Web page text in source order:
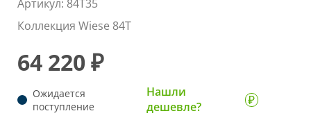
Артикул: 84T35
Коллекция Wiese 84T
64 220 ₽
Ожидается
поступление
Нашли
дешевле?